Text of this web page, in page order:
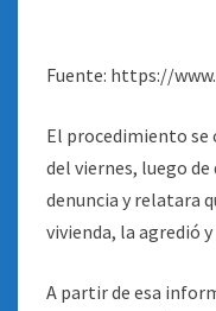
Fuente: https://
El procedimiento se
del viernes, luego
denuncia y relatara
vivienda, la agredió
A partir de esa